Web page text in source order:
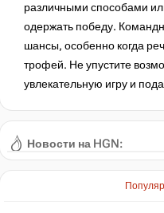
Новости на HGN:
различными способами
одержать победу.
шансы, особенно когда
трофей. Не упустите
увлекательную игру и